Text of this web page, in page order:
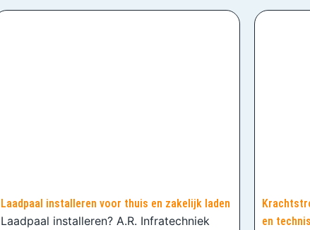
Laadpaal installeren voor thuis en zakelijk laden
Laadpaal installeren? A.R. Infratechniek
en